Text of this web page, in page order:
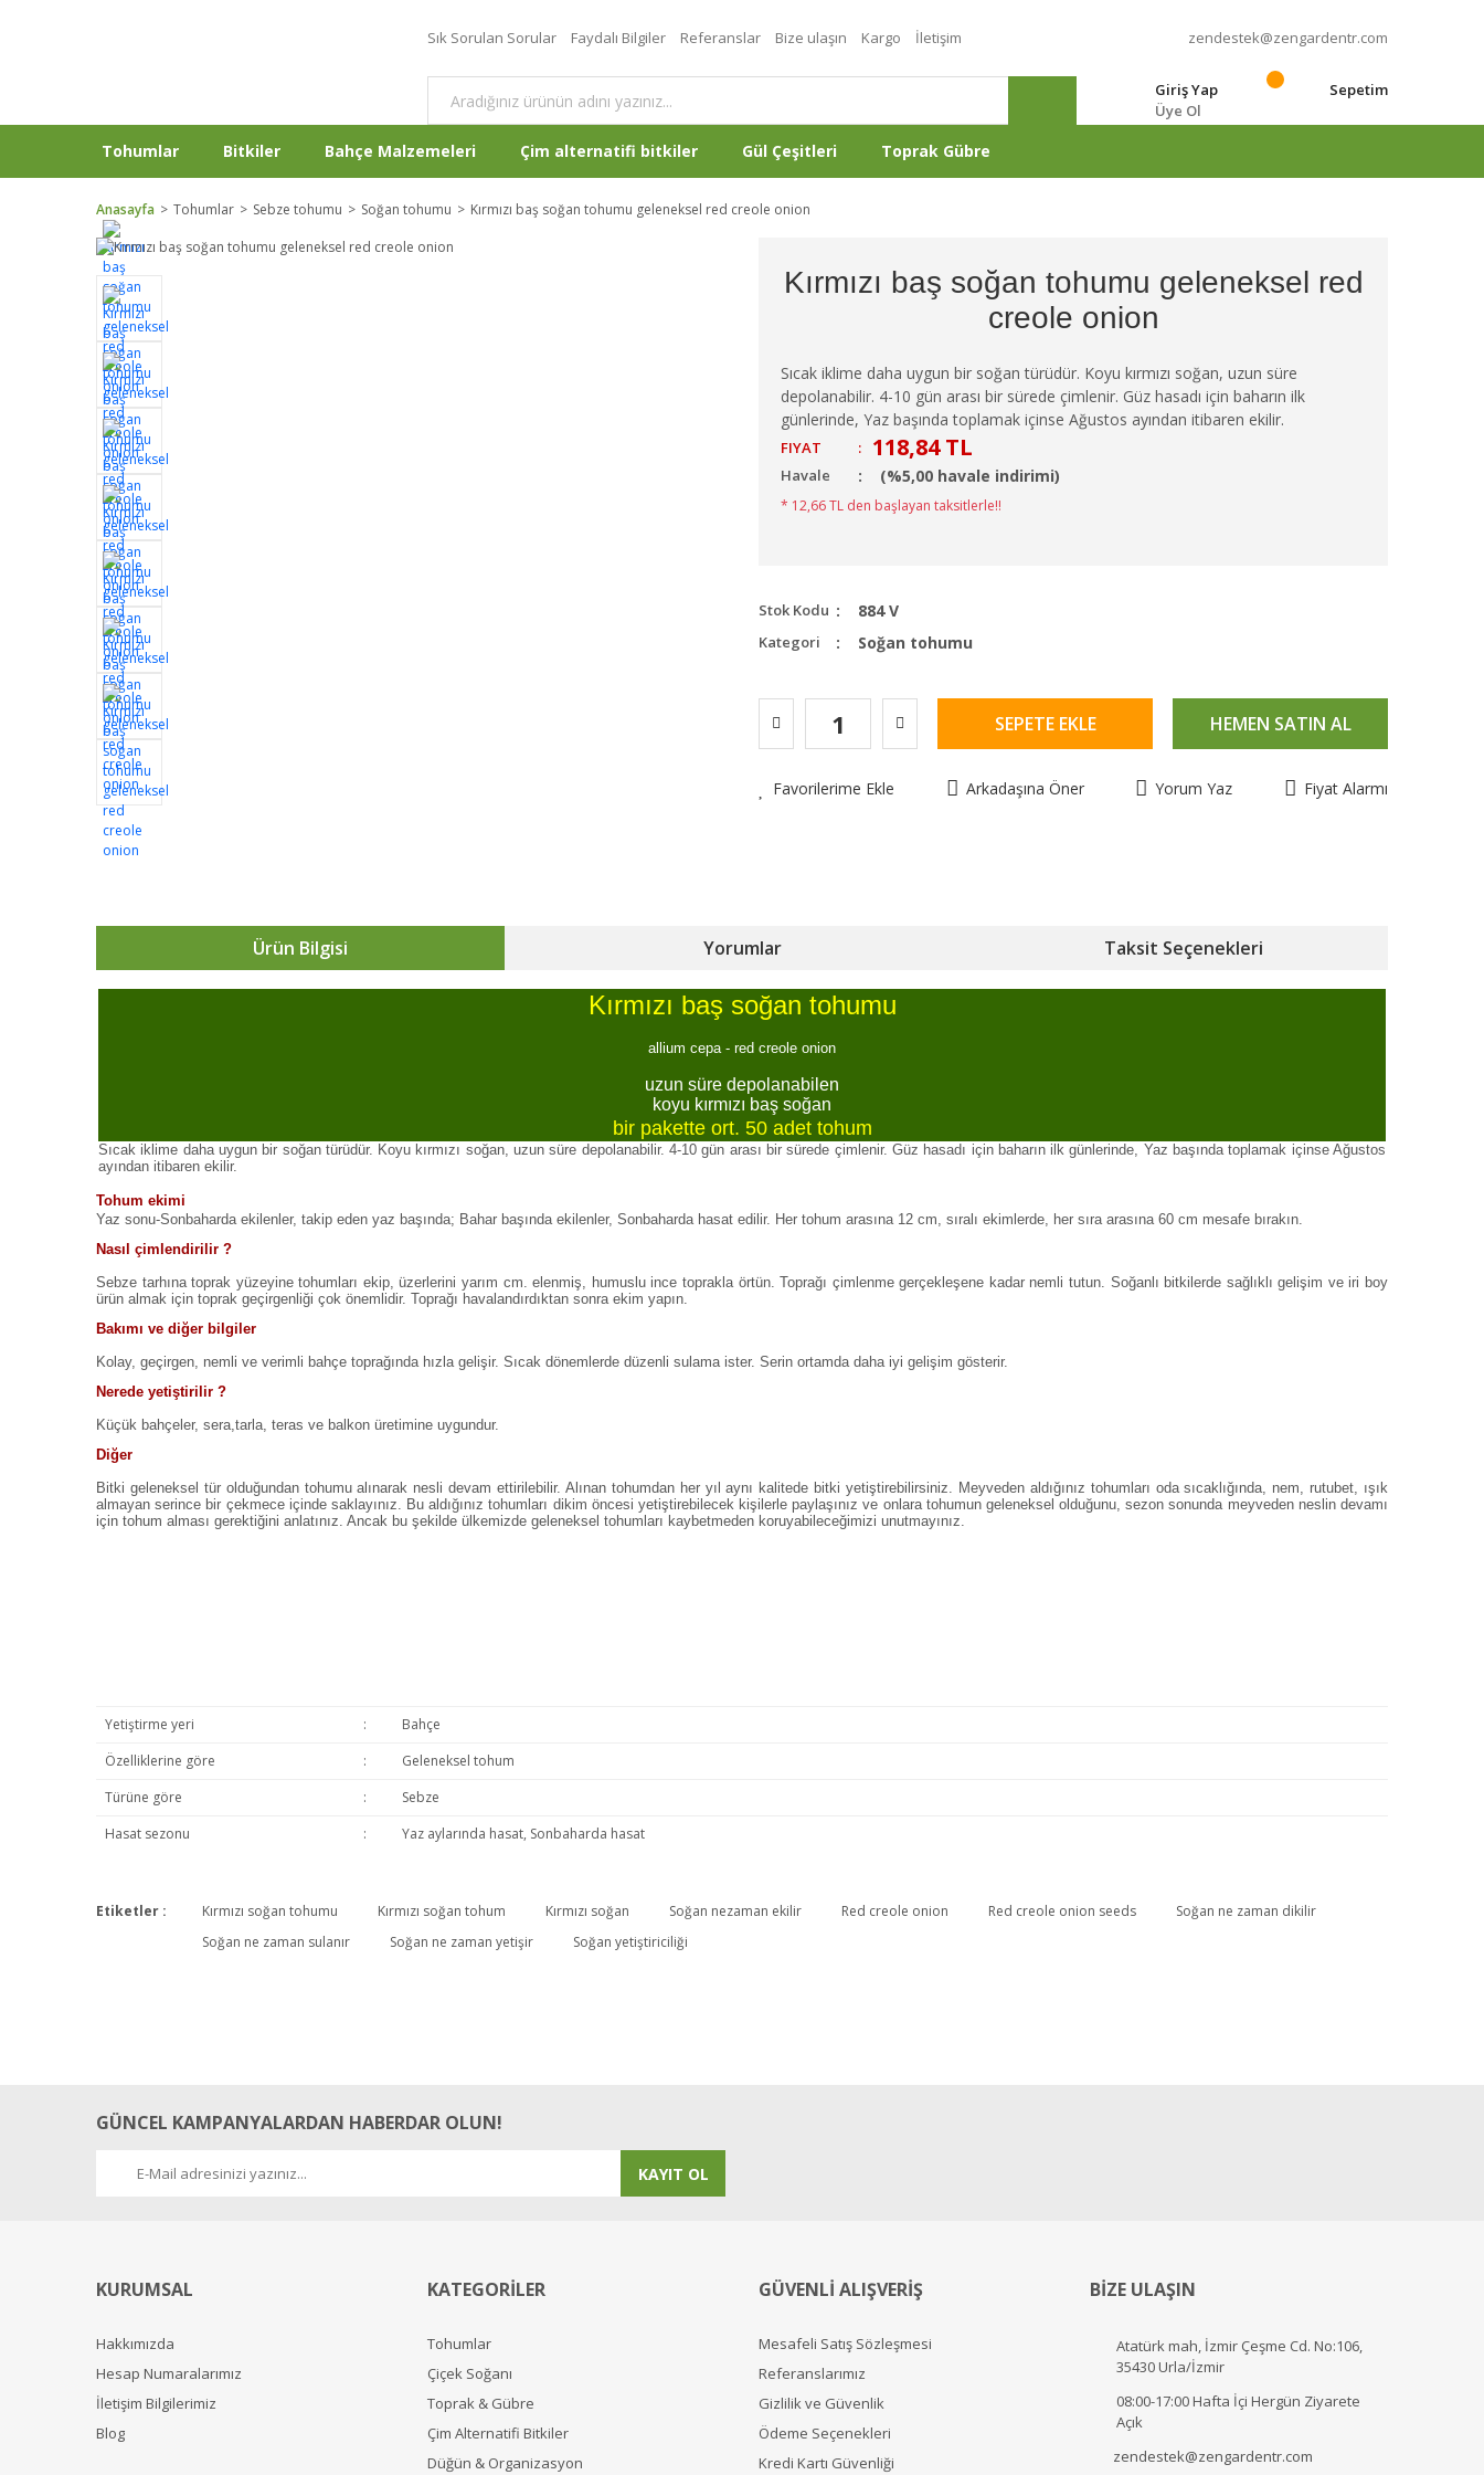
Sık Sorulan Sorular Faydalı Bilgiler Referanslar Bize ulaşın Kargo İletişim zendestek@zengardentr.com
Giriş Yap
Üye Ol
Sepetim
Tohumlar Bitkiler Bahçe Malzemeleri Çim alternatifi bitkiler Gül Çeşitleri Toprak Gübre
Anasayfa Tohumlar Sebze tohumu Soğan tohumu Kırmızı baş soğan tohumu geleneksel red creole onion
Kırmızı baş soğan tohumu geleneksel red
creole onion
Sıcak iklime daha uygun bir soğan türüdür. Koyu kırmızı soğan, uzun süre
depolanabilir. 4-10 gün arası bir sürede çimlenir. Güz hasadı için baharın ilk
günlerinde, Yaz başında toplamak içinse Ağustos ayından itibaren ekilir.
FIYAT : 118,84 TL
Havale (%5,00 havale indirimi)
* 12,66 TL den başlayan taksitlerle!!
Stok Kodu 884 V
Kategori Soğan tohumu
SEPETE EKLE HEMEN SATIN AL
Favorilerime Ekle Arkadaşına Öner Yorum Yaz Fiyat Alarmı
Ürün Bilgisi Yorumlar Taksit Seçenekleri
Kırmızı baş soğan tohumu
allium cepa - red creole onion
uzun süre depolanabilen
koyu kırmızı baş soğan
bir pakette ort. 50 adet tohum
Sıcak iklime daha uygun bir soğan türüdür. Koyu kırmızı soğan, uzun süre depolanabilir. 4-10 gün arası bir sürede çimlenir. Güz hasadı için baharın ilk günlerinde, Yaz başında toplamak içinse Ağustos
ayından itibaren ekilir.
Tohum ekimi
Yaz sonu-Sonbaharda ekilenler, takip eden yaz başında; Bahar başında ekilenler, Sonbaharda hasat edilir. Her tohum arasına 12 cm, sıralı ekimlerde, her sıra arasına 60 cm mesafe bırakın.
Nasıl çimlendirilir ?
Sebze tarhına toprak yüzeyine tohumları ekip, üzerlerini yarım cm. elenmiş, humuslu ince toprakla örtün. Toprağı çimlenme gerçekleşene kadar nemli tutun. Soğanlı bitkilerde sağlıklı gelişim ve iri boy
ürün almak için toprak geçirgenliği çok önemlidir. Toprağı havalandırdıktan sonra ekim yapın.
Bakımı ve diğer bilgiler
Kolay, geçirgen, nemli ve verimli bahçe toprağında hızla gelişir. Sıcak dönemlerde düzenli sulama ister. Serin ortamda daha iyi gelişim gösterir.
Nerede yetiştirilir ?
Küçük bahçeler, sera,tarla, teras ve balkon üretimine uygundur.
Diğer
Bitki geleneksel tür olduğundan tohumu alınarak nesli devam ettirilebilir. Alınan tohumdan her yıl aynı kalitede bitki yetiştirebilirsiniz. Meyveden aldığınız tohumları oda sıcaklığında, nem, rutubet, ışık
almayan serince bir çekmece içinde saklayınız. Bu aldığınız tohumları dikim öncesi yetiştirebilecek kişilerle paylaşınız ve onlara tohumun geleneksel olduğunu, sezon sonunda meyveden neslin devamı
için tohum alması gerektiğini anlatınız. Ancak bu şekilde ülkemizde geleneksel tohumları kaybetmeden koruyabileceğimizi unutmayınız.
Yetiştirme yeri :
Bahçe
Özelliklerine göre
:
Geleneksel tohum
Türüne göre
:
Sebze
Hasat sezonu
: Yaz aylarında hasat, Sonbaharda hasat
Bu ürüne ilk yorumu siz yapın!
Etiketler : Kırmızı soğan tohumu Kırmızı soğan tohum Kırmızı soğan Soğan nezaman ekilir Red creole onion Red creole onion seeds
Soğan ne zaman dikilir
Soğan ne zaman sulanır
Soğan ne zaman yetişir Soğan yetiştiriciliği
GÜNCEL KAMPANYALARDAN HABERDAR OLUN!
KAYIT OL
KURUMSAL
Hakkımızda
Hesap Numaralarımız
İletişim Bilgilerimiz
Blog
KATEGORİLER
Tohumlar
Çiçek Soğanı
Toprak & Gübre
Çim Alternatifi Bitkiler
Düğün & Organizasyon
GÜVENLİ ALIŞVERİŞ
Mesafeli Satış Sözleşmesi
Referanslarımız
Gizlilik ve Güvenlik
Ödeme Seçenekleri
Kredi Kartı Güvenliği
BİZE ULAŞIN
Atatürk mah, İzmir Çeşme Cd. No:106,
35430 Urla/İzmir
08:00-17:00 Hafta İçi Hergün Ziyarete
Açık
zendestek@zengardentr.com